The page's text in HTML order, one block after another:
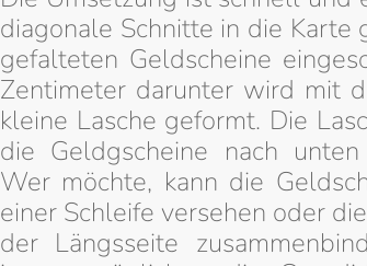
diagonale Schnitte in die Karte
gefalteten Geldscheine
Zentimeter darunter wird mit
kleine Lasche geformt. Die
die Geldgscheine nach
Wer möchte, kann die
einer Schleife versehen oder
der Längsseite